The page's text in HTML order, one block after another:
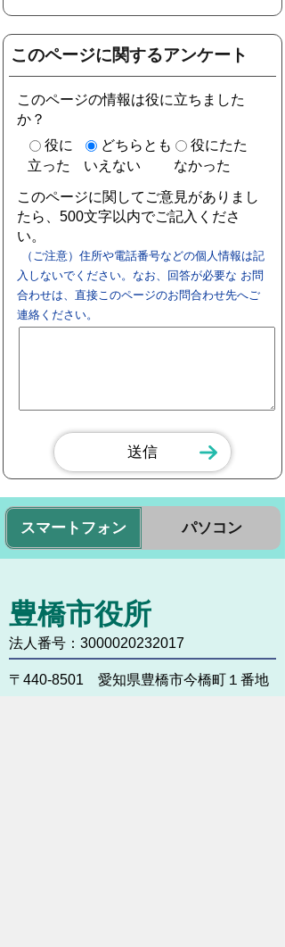
このページに関するアンケート
このページの情報は役に立ちました
か？
役に
立った
どちらとも
いえない
役にたた
なかった
このページに関してご意見がありまし
たら、500文字以内でご記入くださ
い。
（ご注意）住所や電話番号などの個人情報は記
入しないでください。なお、回答が必要な お問
合わせは、直接このページのお問合わせ先へご
連絡ください。
スマートフォン パソコン
豊橋市役所
法人番号：3000020232017
〒440-8501 愛知県豊橋市今橋町１番地